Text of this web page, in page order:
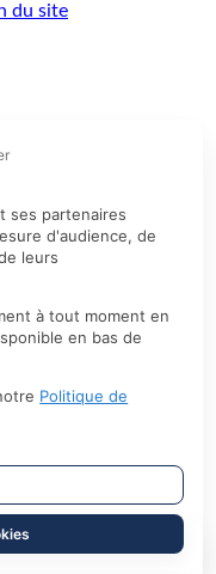
du site
ses partenaires
d'audience, de
leurs
à tout moment en
en bas de
Politique de